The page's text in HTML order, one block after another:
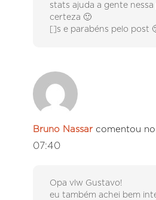
stats ajuda a gente
certeza 🙂
[]s e parabéns pelo post
Bruno Nassar comentou
07:40
Opa vlw Gustavo!
eu também achei bem